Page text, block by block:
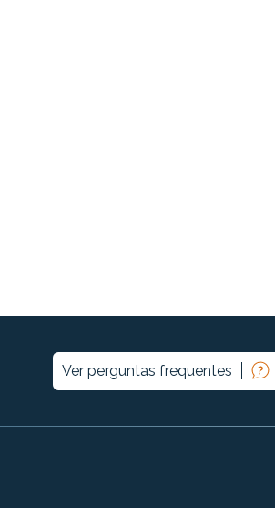
Ver perguntas frequentes